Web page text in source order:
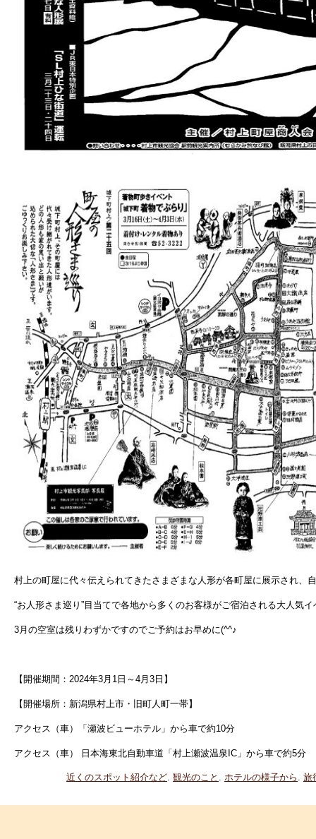
村上の町屋に代々伝えられてきたさまざまな人形が各町屋に展示され、
“お人形さま巡り”目当てで各地から多くのお客様がご宿泊される大人気
3月の空室は残りわずかですのでご予約はお早めに(^^♪
【開催期間： 2024年3月1日～4月3日】
【開催場所：新潟県村上市・旧町人町一帯】
アクセス（車）「瀬波ビューホテル」から車で約10分
アクセス（車） 日本海東北自動車道「村上瀬波温泉IC」から車で約5分
近くのスポット紹介など. 観光のこと . ホテルの様子から . 旅